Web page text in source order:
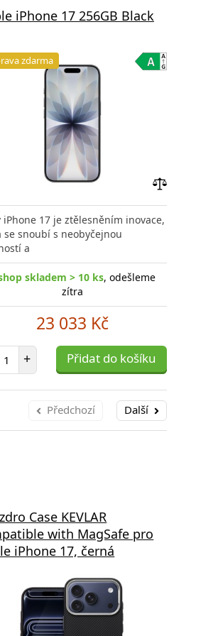
iPhone 17 256GB Black
zdarma
porovnání
iPhone 17 je ztělesněním inovace,
se snoubí s neobyčejnou
a
skladem > 10 ks, odešleme
zítra
23 033 Kč
Počet položek
+ Přidat do košíku
Předchozí Další
Case KEVLAR
with MagSafe pro
iPhone 17, černá